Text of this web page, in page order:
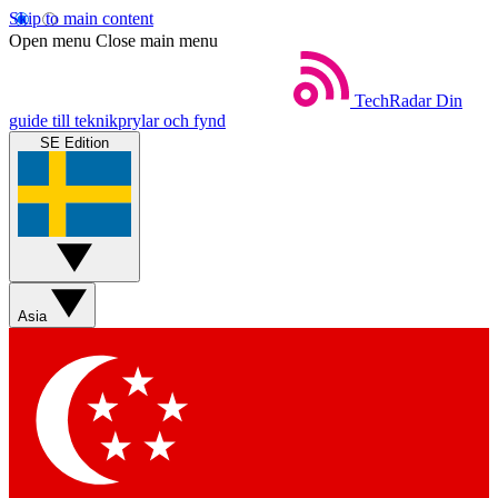
Skip to main content
Open menu Close main menu
TechRadar Din
guide till teknikprylar och fynd
SE Edition
Asia